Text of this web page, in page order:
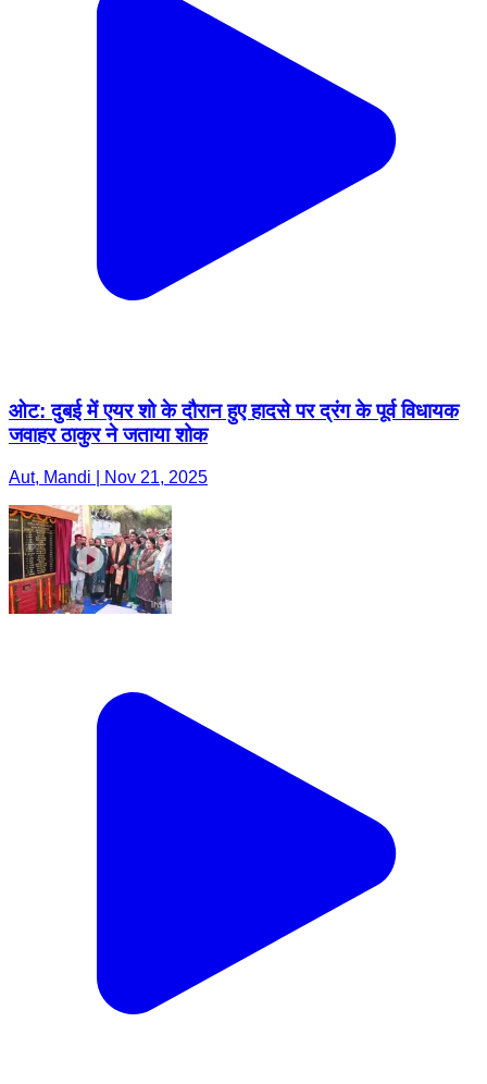
ओट: दुबई में एयर शो के दौरान हुए हादसे पर द्रंग के पूर्व विधायक
जवाहर ठाकुर ने जताया शोक
Aut, Mandi | Nov 21, 2025